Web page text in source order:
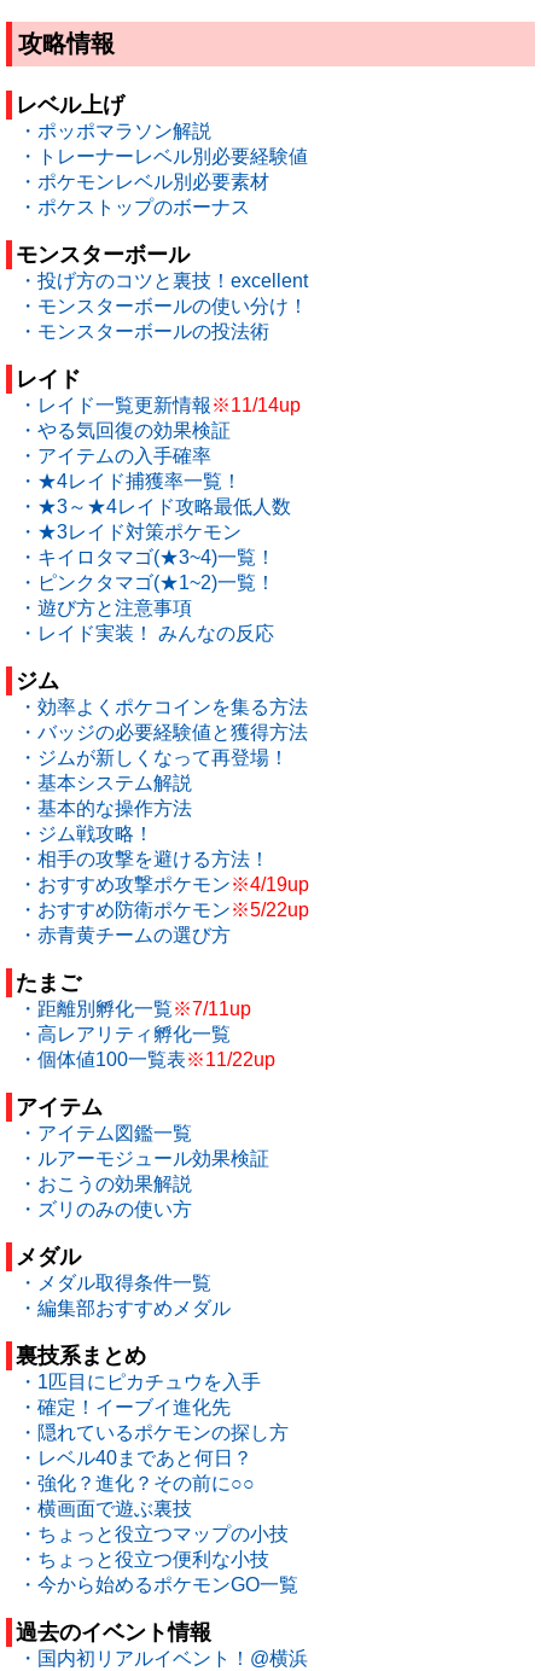
攻略情報
レベル上げ
・ポッポマラソン解説
・トレーナーレベル別必要経験値
・ポケモンレベル別必要素材
・ポケストップのボーナス
モンスターボール
・投げ方のコツと裏技！excellent
・モンスターボールの使い分け！
・モンスターボールの投法術
レイド
・レイド一覧更新情報 ※11/14up
・やる気回復の効果検証
・アイテムの入手確率
・★4レイド捕獲率一覧！
・★3～★4レイド攻略最低人数
・★3レイド対策ポケモン
・キイロタマゴ(★3~4)一覧！
・ピンクタマゴ(★1~2)一覧！
・遊び方と注意事項
・レイド実装！ みんなの反応
ジム
・効率よくポケコインを集る方法
・バッジの必要経験値と獲得方法
・ジムが新しくなって再登場！
・基本システム解説
・基本的な操作方法
・ジム戦攻略！
・相手の攻撃を避ける方法！
・おすすめ攻撃ポケモン※4/19up
・おすすめ防衛ポケモン※5/22up
・赤青黄チームの選び方
たまご
・距離別孵化一覧※7/11up
・高レアリティ孵化一覧
・個体値100一覧表※11/22up
アイテム
・アイテム図鑑一覧
・ルアーモジュール効果検証
・おこうの効果解説
・ズリのみの使い方
メダル
・メダル取得条件一覧
・編集部おすすめメダル
裏技系まとめ
・1匹目にピカチュウを入手
・確定！イーブイ進化先
・隠れているポケモンの探し方
・レベル40まであと何日？
・強化？進化？その前に○○
・横画面で遊ぶ裏技
・ちょっと役立つマップの小技
・ちょっと役立つ便利な小技
・今から始めるポケモンGO一覧
過去のイベント情報
・国内初リアルイベント！@横浜